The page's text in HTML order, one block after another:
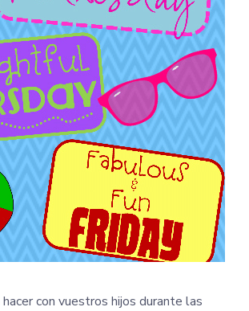
con vuestros hijos durante las